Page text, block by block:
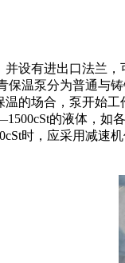
设有进出口法兰
保温泵分为普通与
的场合，泵开始
的液体，如
时，应采用减速机